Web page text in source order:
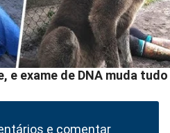
e comentar